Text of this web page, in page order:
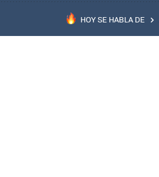
HOY SE HABLA DE